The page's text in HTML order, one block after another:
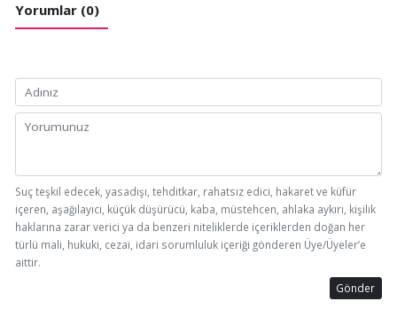
Yorumlar (0)
Suç teşkil edecek, yasadışı, tehditkar, rahatsız edici, hakaret ve küfür
içeren, aşağılayıcı, küçük düşürücü, kaba, müstehcen, ahlaka aykırı, kişilik
haklarına zarar verici ya da benzeri niteliklerde içeriklerden doğan her
türlü mali, hukuki, cezai, idari sorumluluk içeriği gönderen Üye/Üyeler’e
aittir.
Gönder